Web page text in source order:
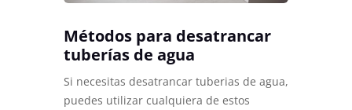
Métodos para desatrancar
tuberías de agua
Si necesitas desatrancar tuberias de agua,
puedes utilizar cualquiera de estos